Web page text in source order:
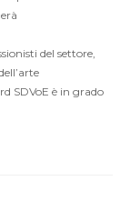
del settore,
SDVoE è in grado